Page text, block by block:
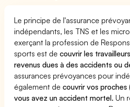
Le principe de l'assurance
indépendants, les TNS et les
exerçant la profession de
sports est decouvrir les
revenus dues à des accidents ou
assurances prévoyances pour
également decouvrir vos
vous avez un accident mortel. Un